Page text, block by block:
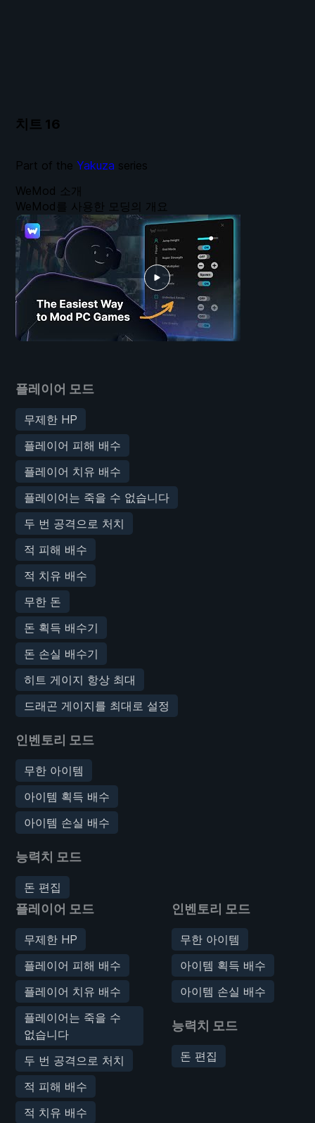
치트 16
플레이어 모드
무제한 HP
플레이어 피해 배수
플레이어 치유 배수
플레이어는 죽을 수 없습니다
두 번 공격으로 처치
적 피해 배수
적 치유 배수
무한 돈
돈 획득 배수기
돈 손실 배수기
히트 게이지 항상 최대
드래곤 게이지를 최대로 설정
인벤토리 모드
무한 아이템
아이템 획득 배수
아이템 손실 배수
능력치 모드
돈 편집
플레이어 모드
무제한 HP
플레이어 피해 배수
플레이어 치유 배수
플레이어는 죽을 수
없습니다
두 번 공격으로 처치
적 피해 배수
적 치유 배수
인벤토리 모드
무한 아이템
아이템 획득 배수
아이템 손실 배수
능력치 모드
돈 편집
WeMod 소개
WeMod를 사용한 모딩의 개요
Part of the Yakuza series